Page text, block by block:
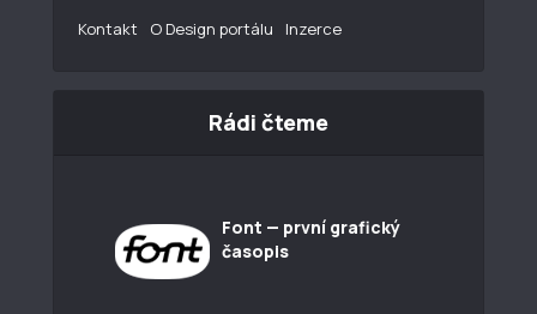
Kontakt O Design portálu Inzerce
Rádi čteme
Font — první grafický
časopis